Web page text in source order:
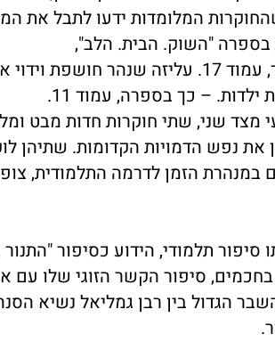
המלומדות ידעו לתבל את
בספרה "השוק. הבית. הלב",
כך בסיפור על בריכת הדגים, באותו ספר, עמוד 17.
– כך בספרה, עמוד 11.
מצד שני, שתי חוקרות חדות מבט
נפש הדמויות הקדומות. שתיהן
הזמן לדרמה התלמודית,
תלמודי, הידוע כסיפור
בחכמים, סיפור הקשר הזוגי שלו
הגדול בין רבן גמליאל נשיא